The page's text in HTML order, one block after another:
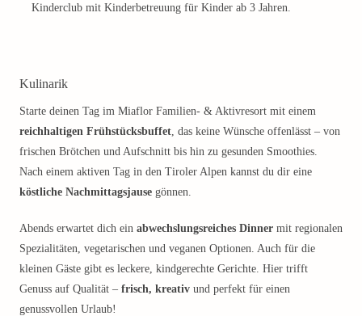
Kinderclub mit Kinderbetreuung für Kinder ab 3 Jahren.
Kulinarik
Starte deinen Tag im Miaflor Familien- & Aktivresort mit einem
reichhaltigen Frühstücksbuffet, das keine Wünsche offenlässt – von
frischen Brötchen und Aufschnitt bis hin zu gesunden Smoothies.
Nach einem aktiven Tag in den Tiroler Alpen kannst du dir eine
köstliche Nachmittagsjause gönnen.
Abends erwartet dich ein abwechslungsreiches Dinner mit regionalen
Spezialitäten, vegetarischen und veganen Optionen. Auch für die
kleinen Gäste gibt es leckere, kindgerechte Gerichte. Hier trifft
Genuss auf Qualität – frisch, kreativ und perfekt für einen
genussvollen Urlaub!